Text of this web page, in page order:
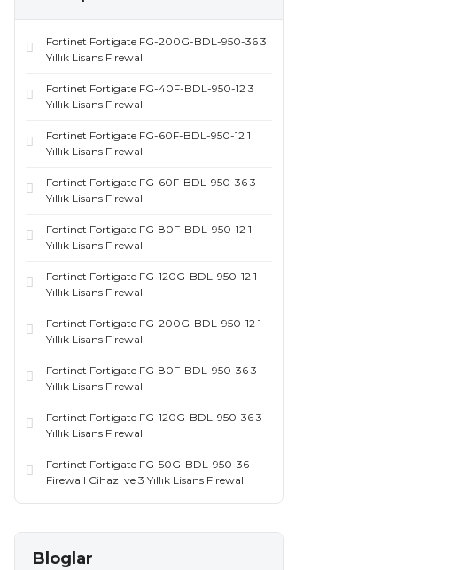
Fortinet Fortigate FG-200G-BDL-950-36 3
Yıllık Lisans Firewall
Fortinet Fortigate FG-40F-BDL-950-12 3
Yıllık Lisans Firewall
Fortinet Fortigate FG-60F-BDL-950-12 1
Yıllık Lisans Firewall
Fortinet Fortigate FG-60F-BDL-950-36 3
Yıllık Lisans Firewall
Fortinet Fortigate FG-80F-BDL-950-12 1
Yıllık Lisans Firewall
Fortinet Fortigate FG-120G-BDL-950-12 1
Yıllık Lisans Firewall
Fortinet Fortigate FG-200G-BDL-950-12 1
Yıllık Lisans Firewall
Fortinet Fortigate FG-80F-BDL-950-36 3
Yıllık Lisans Firewall
Fortinet Fortigate FG-120G-BDL-950-36 3
Yıllık Lisans Firewall
Fortinet Fortigate FG-50G-BDL-950-36
Firewall Cihazı ve 3 Yıllık Lisans Firewall
Bloglar